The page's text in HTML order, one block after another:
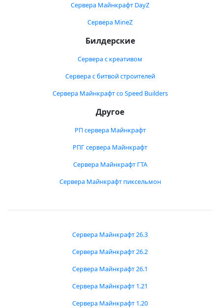
Сервера Майнкрафт DayZ
Сервера MineZ
Билдерские
Сервера с креативом
Сервера с битвой строителей
Сервера Майнкрафт со Speed Builders
Другое
РП сервера Майнкрафт
РПГ сервера Майнкрафт
Сервера Майнкрафт ГТА
Сервера Майнкрафт пиксельмон
Сервера Майнкрафт 26.3
Сервера Майнкрафт 26.2
Сервера Майнкрафт 26.1
Сервера Майнкрафт 1.21
Сервера Майнкрафт 1.20